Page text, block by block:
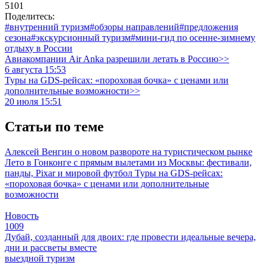
5101
Поделитесь:
#внутренний туризм#обзоры направлений#предложения
сезона#экскурсионный туризм#мини-гид по осенне-зимнему
отдыху в России
Авиакомпании Air Anka разрешили летать в Россию>>
6 августа 15:53
Туры на GDS-рейсах: «пороховая бочка» с ценами или
дополнительные возможности>>
20 июля 15:51
Статьи по теме
Алексей Венгин о новом развороте на туристическом рынке
Лето в Гонконге с прямым вылетами из Москвы: фестивали,
панды, Pixar и мировой футбол Туры на GDS-рейсах:
«пороховая бочка» с ценами или дополнительные
возможности
Новость
1009
Дубай, созданный для двоих: где провести идеальные вечера,
дни и рассветы вместе
выездной туризм